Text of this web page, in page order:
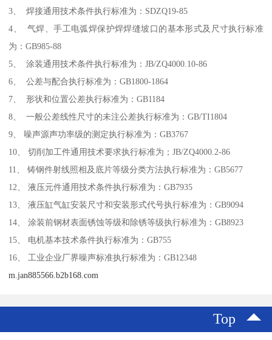
3、 焊接通用技术条件执行标准为：SDZQ19-85
4、 气焊、手工电弧焊保护焊焊缝坡口的基本形式及尺寸执行标准
为：GB985-88
5、 涂装通用技术条件执行标准为：JB/ZQ4000.10-86
6、 公差与配合执行标准为：GB1800-1864
7、 形状和位置公差执行标准为：GB1184
8、 一般公差线性尺寸的未注公差执行标准为：GB/TI1804
9、 噪声源声功率级的测定执行标准为：GB3767
10、 切削加工件通用技术要求执行标准为；JB/ZQ4000.2-86
11、 铸钢件射线照相及底片等级分类方法执行标准为：GB5677
12、 液压元件通用技术条件执行标准为：GB7935
13、 液压缸气缸安装尺寸和安装形式代号执行标准为：GB9094
14、 涂装前钢材表面锈蚀等级和除锈等级执行标准为：GB8923
15、 电机基本技术条件执行标准为：GB755
16、 工业企业厂界噪声标准执行标准为：GB12348
m.jan885566.b2b168.com
Top